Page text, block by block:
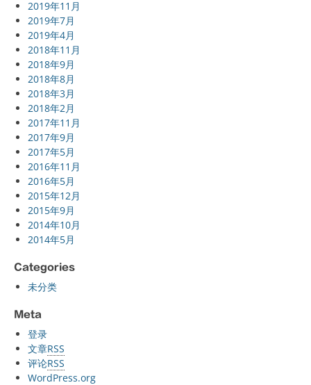
2019年11月
2019年7月
2019年4月
2018年11月
2018年9月
2018年8月
2018年3月
2018年2月
2017年11月
2017年9月
2017年5月
2016年11月
2016年5月
2015年12月
2015年9月
2014年10月
2014年5月
Categories
未分类
Meta
登录
文章RSS
评论RSS
WordPress.org